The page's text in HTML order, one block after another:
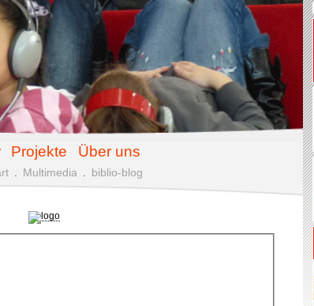
Projekte Über uns
Multimedia biblio-blog